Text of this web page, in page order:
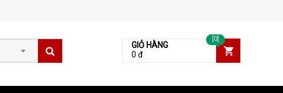
GIỎ HÀNG
0 đ
[0]